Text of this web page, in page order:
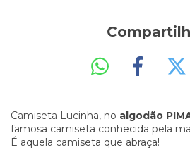
Camiseta Lucinha, no algodão
famosa camiseta conhecida pela
É aquela camiseta que abraça!